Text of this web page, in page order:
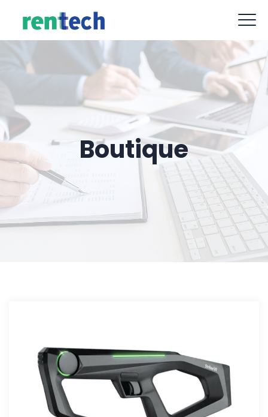
contact@rent-tech.fr 09 88 77 62 52
Boutique